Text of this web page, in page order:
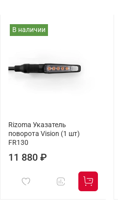
В наличии
Rizoma Указатель
поворота Vision (1 шт)
FR130
11 880 ₽